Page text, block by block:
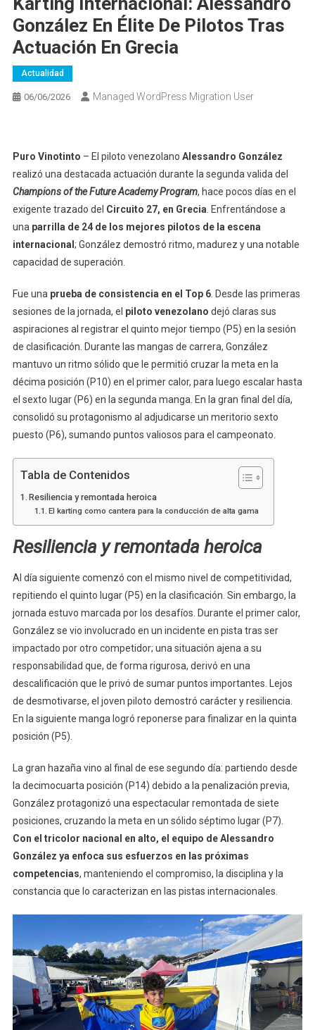
González En Élite De Pilotos Tras
Actuación En Grecia
Actualidad
06/06/2026 Managed WordPress Migration User
Puro Vinotinto – El piloto venezolano Alessandro González
realizó una destacada actuación durante la segunda valida del
Champions of the Future Academy Program, hace pocos días en el
exigente trazado del Circuito 27, en Grecia . Enfrentándose a
una parrilla de 24 de los mejores pilotos de la escena
internacional ; González demostró ritmo, madurez y una notable
capacidad de superación.
Fue una prueba de consistencia en el Top 6. Desde las primeras
sesiones de la jornada, el piloto venezolano dejó claras sus
aspiraciones al registrar el quinto mejor tiempo (P5) en la sesión
de clasificación. Durante las mangas de carrera, González
mantuvo un ritmo sólido que le permitió cruzar la meta en la
décima posición (P10) en el primer calor, para luego escalar hasta
el sexto lugar (P6) en la segunda manga. En la gran final del día,
consolidó su protagonismo al adjudicarse un meritorio sexto
puesto (P6), sumando puntos valiosos para el campeonato.
Tabla de Contenidos
Resiliencia y remontada heroica
El karting como cantera para la conducción de alta gama
Resiliencia y remontada heroica
Al día siguiente comenzó con el mismo nivel de competitividad,
repitiendo el quinto lugar (P5) en la clasificación. Sin embargo, la
jornada estuvo marcada por los desafíos. Durante el primer calor,
González se vio involucrado en un incidente en pista tras ser
impactado por otro competidor; una situación ajena a su
responsabilidad que, de forma rigurosa, derivó en una
descalificación que le privó de sumar puntos importantes. Lejos
de desmotivarse, el joven piloto demostró carácter y resiliencia.
En la siguiente manga logró reponerse para finalizar en la quinta
posición (P5).
La gran hazaña vino al final de ese segundo día: partiendo desde
la decimocuarta posición (P14) debido a la penalización previa,
González protagonizó una espectacular remontada de siete
posiciones, cruzando la meta en un sólido séptimo lugar (P7).
Con el tricolor nacional en alto, el equipo de Alessandro
González ya enfoca sus esfuerzos en las próximas
competencias, manteniendo el compromiso, la disciplina y la
constancia que lo caracterizan en las pistas internacionales.